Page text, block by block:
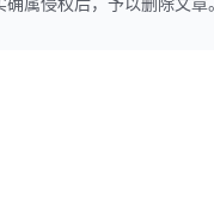
属侵权后，予以删除文章